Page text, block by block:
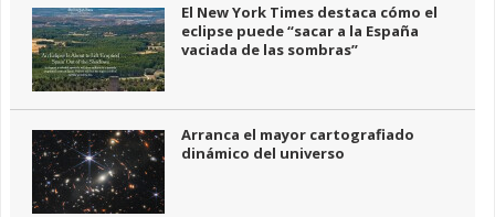
El New York Times destaca cómo el
eclipse puede “sacar a la España
vaciada de las sombras”
Arranca el mayor cartografiado
dinámico del universo